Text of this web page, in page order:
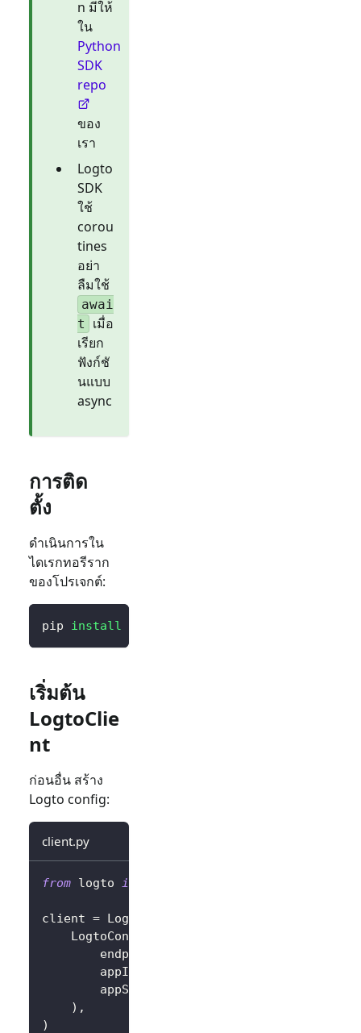
n มีให้
ใน
Python
SDK
repo
ของ
เรา
Logto
SDK
ใช้
corou
tines
อย่า
ลืมใช้
awai
t
เมื่อ
เรียก
ฟังก์ชั
นแบบ
async
การติด
ตั้ง
ดำเนินการใน
ไดเรกทอรีราก
ของโปรเจกต์:
pip install
เริ่มต้น
LogtoClie
nt
ก่อนอื่น สร้าง
Logto config:
client.py
from logto import
client = LogtoClient
    LogtoConfig
        endpoint
        appId
        appSecret
) ,
)